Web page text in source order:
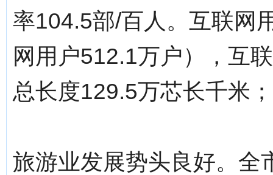
率104.5部/百人。互联网
网用户512.1万户），互
总长度129.5万芯长千米
旅游业发展势头良好。全